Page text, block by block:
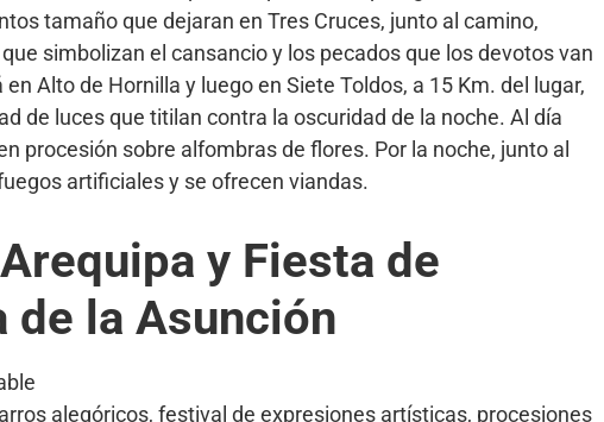
tamaño que dejaran en Tres Cruces, junto al camino,
simbolizan el cansancio y los pecados que los devotos van
Alto de Hornilla y luego en Siete Toldos, a 15 Km. del lugar,
de luces que titilan contra la oscuridad de la noche. Al día
procesión sobre alfombras de flores. Por la noche, junto al
artificiales y se ofrecen viandas.
y Fiesta de
de la Asunción
alegóricos, festival de expresiones artísticas, procesiones